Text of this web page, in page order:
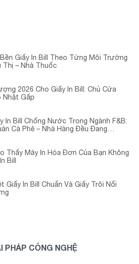
Giấy In Bill Theo Từng Môi Trường
Thị – Nhà Thuốc
2026 Cho Giấy In Bill: Chủ Cửa
Nhật Gấp
In Bill Chống Nước Trong Ngành F&B:
Cà Phê – Nhà Hàng Đều Đang
Thấy Máy In Hóa Đơn Của Bạn Không
Bill
Giấy In Bill Chuẩn Và Giấy Trôi Nổi
PHÁP CÔNG NGHỆ